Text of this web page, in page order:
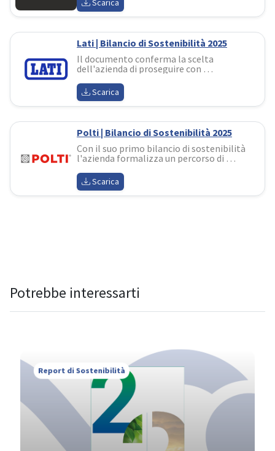
strutturato la sostenibilità nelle proprie
attività
Scarica
Lati | Bilancio di Sostenibilità 2025
Il documento conferma la scelta
dell'azienda di proseguire con
sviluppo sostenibile in coerenza con la
propria identità di impresa responsabile e
orientata al futuro
Scarica
Polti | Bilancio di Sostenibilità 2025
Con il suo primo bilancio di sostenibilità
l'azienda formalizza un percorso di
cinquant'anni di storia. Il documento
evidenzia i risultati raggiunti sul fronte
ambientale, sociale e della governance
Scarica
Potrebbe interessarti
Report di Sostenibilità